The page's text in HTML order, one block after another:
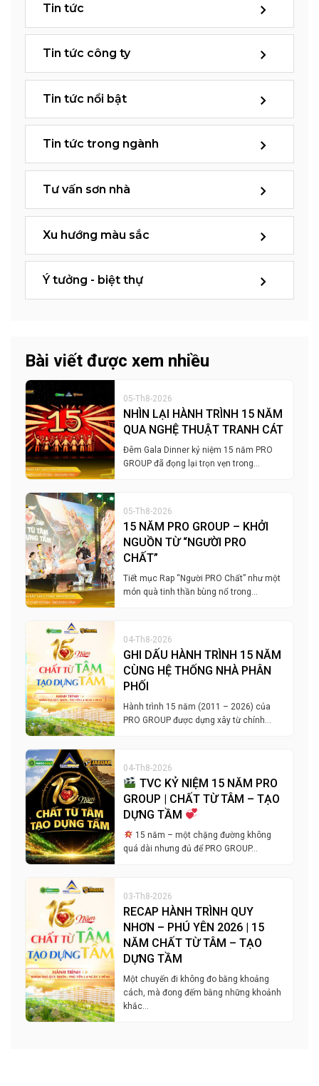
Tin tức
Tin tức công ty
Tin tức nổi bật
Tin tức trong ngành
Tư vấn sơn nhà
Xu hướng màu sắc
Ý tưởng - biệt thự
Bài viết được xem nhiều
05-Th8-2026
NHÌN LẠI HÀNH TRÌNH 15 NĂM
QUA NGHỆ THUẬT TRANH CÁT
Đêm Gala Dinner kỷ niệm 15 năm PRO
GROUP đã đọng lại trọn vẹn trong…
05-Th8-2026
15 NĂM PRO GROUP – KHỞI
NGUỒN TỪ “NGƯỜI PRO
CHẤT”
Tiết mục Rap “Người PRO Chất” như một
món quà tinh thần bùng nổ trong…
04-Th8-2026
GHI DẤU HÀNH TRÌNH 15 NĂM
CÙNG HỆ THỐNG NHÀ PHÂN
PHỐI
Hành trình 15 năm (2011 – 2026) của
PRO GROUP được dựng xây từ chính…
04-Th8-2026
TVC KỶ NIỆM 15 NĂM PRO
GROUP | CHẤT TỪ TÂM – TẠO
DỰNG TẦM
15 năm – một chặng đường không
quá dài nhưng đủ để PRO GROUP…
03-Th8-2026
RECAP HÀNH TRÌNH QUY
NHƠN – PHÚ YÊN 2026 | 15
NĂM CHẤT TỪ TÂM – TẠO
DỰNG TẦM
Một chuyến đi không đo bằng khoảng
cách, mà đong đếm bằng những khoảnh
khắc…